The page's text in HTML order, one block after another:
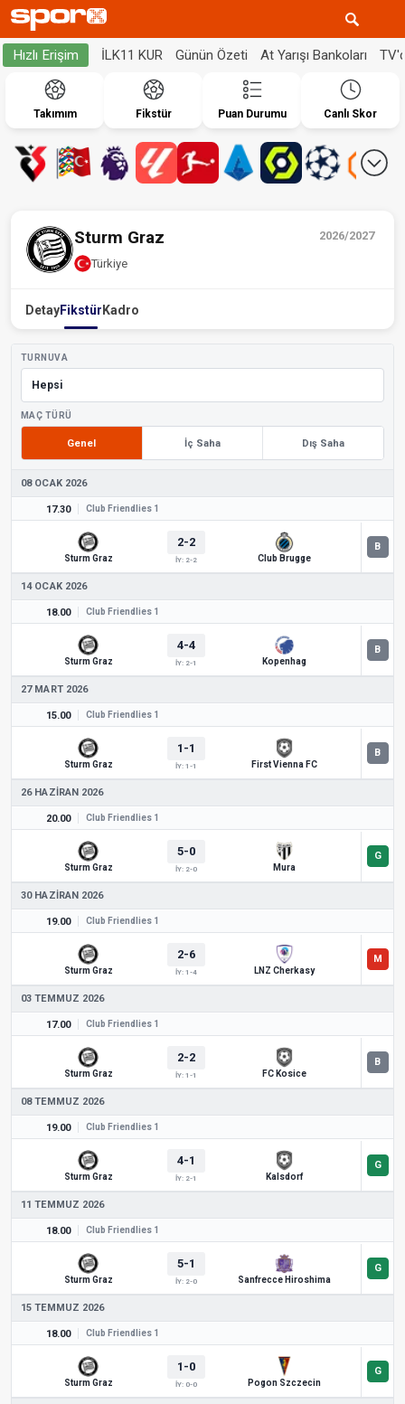
Hızlı Erişim İLK11 KUR Günün Özeti At Yarışı Bankoları
Takımım Fikstür Puan Durumu Canlı Skor
2026/2027
Sturm Graz
Türkiye
DetayFikstür Kadro
TURNUVA
MAÇ TÜRÜ
Genel İç Saha Dış Saha
08 OCAK 2026
17.30 Club Friendlies 1
Sturm Graz
2-2
İY: 2-2 Club Brugge
14 OCAK 2026
18.00 Club Friendlies 1
Sturm Graz
4-4
İY: 2-1 Kopenhag
27 MART 2026
15.00 Club Friendlies 1
Sturm Graz
1-1
İY: 1-1 First Vienna FC
26 HAZIRAN 2026
20.00 Club Friendlies 1
Sturm Graz
5-0
İY: 2-0 Mura
30 HAZIRAN 2026
19.00 Club Friendlies 1
Sturm Graz
2-6
İY: 1-4 LNZ Cherkasy
03 TEMMUZ 2026
17.00 Club Friendlies 1
Sturm Graz
2-2
İY: 1-1 FC Kosice
08 TEMMUZ 2026
19.00 Club Friendlies 1
Sturm Graz
4-1
İY: 2-1 Kalsdorf
11 TEMMUZ 2026
18.00 Club Friendlies 1
Sturm Graz
5-1
İY: 2-0 Sanfrecce Hiroshima
15 TEMMUZ 2026
18.00 Club Friendlies 1
Sturm Graz
1-0
İY: 0-0 Pogon Szczecin